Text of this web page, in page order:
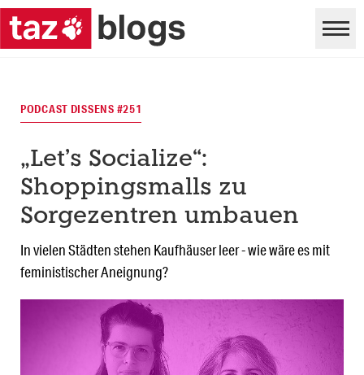
PODCAST DISSENS #251
„Let’s Socialize“:
Shoppingsmalls zu
Sorgezentren umbauen
In vielen Städten stehen Kaufhäuser leer - wie wäre es mit
feministischer Aneignung?